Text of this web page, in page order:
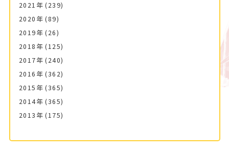
2021年 (239)
2020年 (89)
2019年 (26)
2018年 (125)
2017年 (240)
2016年 (362)
2015年 (365)
2014年 (365)
2013年 (175)